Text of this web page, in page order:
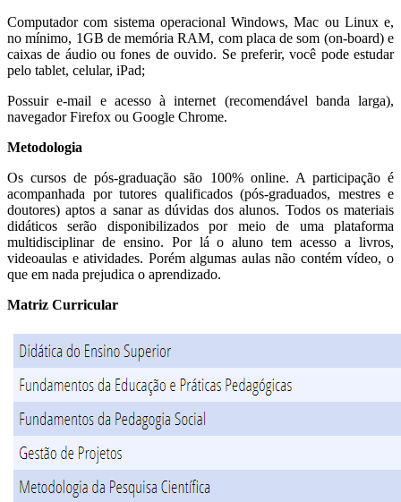
Computador com sistema operacional Windows, Mac ou Linux e,
no mínimo, 1GB de memória RAM, com placa de som (on-board) e
caixas de áudio ou fones de ouvido. Se preferir, você pode estudar
pelo tablet, celular, iPad;
Possuir e-mail e acesso à internet (recomendável banda larga),
navegador Firefox ou Google Chrome.
Metodologia
Os cursos de pós-graduação são 100% online. A participação é
acompanhada por tutores qualificados (pós-graduados, mestres e
doutores) aptos a sanar as dúvidas dos alunos. Todos os materiais
didáticos serão disponibilizados por meio de uma plataforma
multidisciplinar de ensino. Por lá o aluno tem acesso a livros,
videoaulas e atividades. Porém algumas aulas não contém vídeo, o
que em nada prejudica o aprendizado.
Matriz Curricular